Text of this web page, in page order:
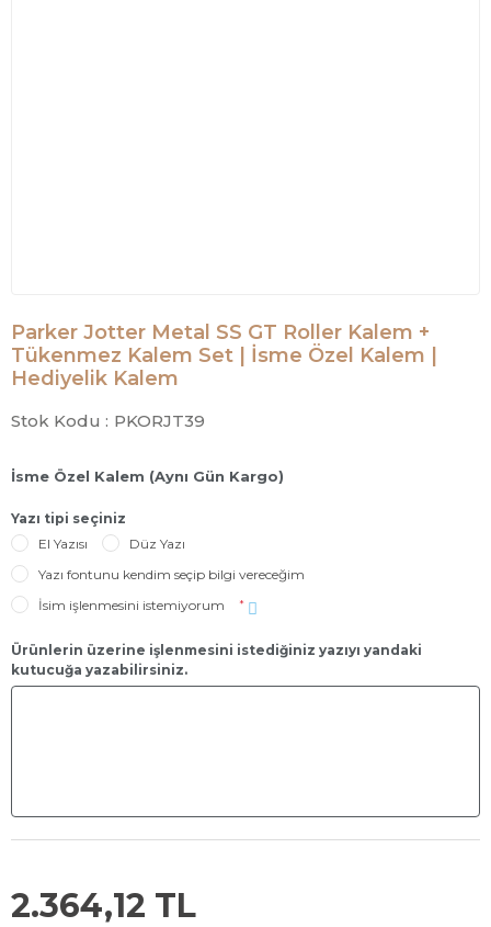
Parker Jotter Metal SS GT Roller Kalem +
Tükenmez Kalem Set | İsme Özel Kalem |
Hediyelik Kalem
Stok Kodu : PKORJT39
İsme Özel Kalem (Aynı Gün Kargo)
Yazı tipi seçiniz
El Yazısı
Düz Yazı
Yazı fontunu kendim seçip bilgi vereceğim
İsim işlenmesini istemiyorum
*
Ürünlerin üzerine işlenmesini istediğiniz yazıyı yandaki
kutucuğa yazabilirsiniz.
2.364,12 TL